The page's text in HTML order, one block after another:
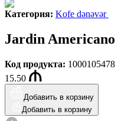
Категория: Kofe dənəvər
Jardin
Код продукта: 1000105478
15.50
Добавить в корзину
Добавить в корзину